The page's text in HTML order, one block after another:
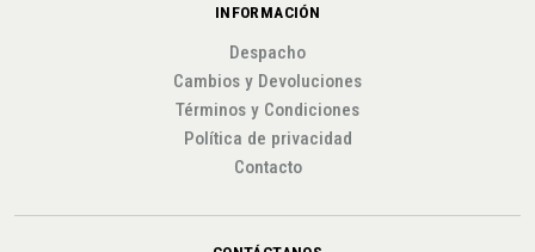
INFORMACIÓN
Despacho
Cambios y Devoluciones
Términos y Condiciones
Política de privacidad
Contacto